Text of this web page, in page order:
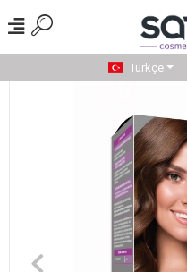
Türkçe